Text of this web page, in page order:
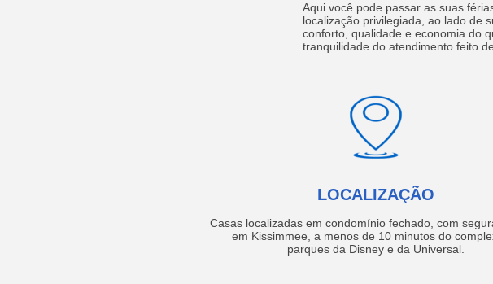
Aqui você pode passar as suas
localização privilegiada, ao lado de
conforto, qualidade e economia do
tranquilidade do atendimento feito
LOCALIZAÇÃO
Casas localizadas em condomínio fechado, com
em Kissimmee, a menos de 10 minutos do
parques da Disney e da Universal.